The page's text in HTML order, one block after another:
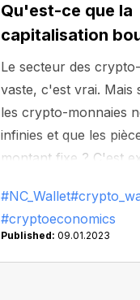
Qu'est-ce que la
capitalisation
Le secteur des
vaste, c'est vrai. Mais
les crypto-monnaies
infinies et que les
montant fixe ? C'est
boursière.
discuter plus en détail
#NC_Wallet
#cryptoeconomics
Published: 09.01.2023